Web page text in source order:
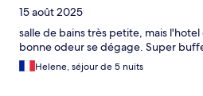
15 août 2025
salle de bains très petite, mais
bonne odeur se dégage. Super
Helene, séjour de 5 nuits